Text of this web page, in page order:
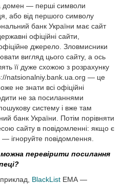
домен — перші символи
або від першого символу
банк Украї­ни має сайт
офіційні сайти,
джерело. Зловмисники
вигляд цього сайту, а ось
її дуже схожою з розрахунку
natsionalniy.bank.ua.org — це
не знати всі офіційні
не за посиланнями
систему і вже там
банк України. Потім порівняти
сайту в повідомленні: якщо є
ігноруйте повідомлення.
перевірити посилання
BlackList EMA —